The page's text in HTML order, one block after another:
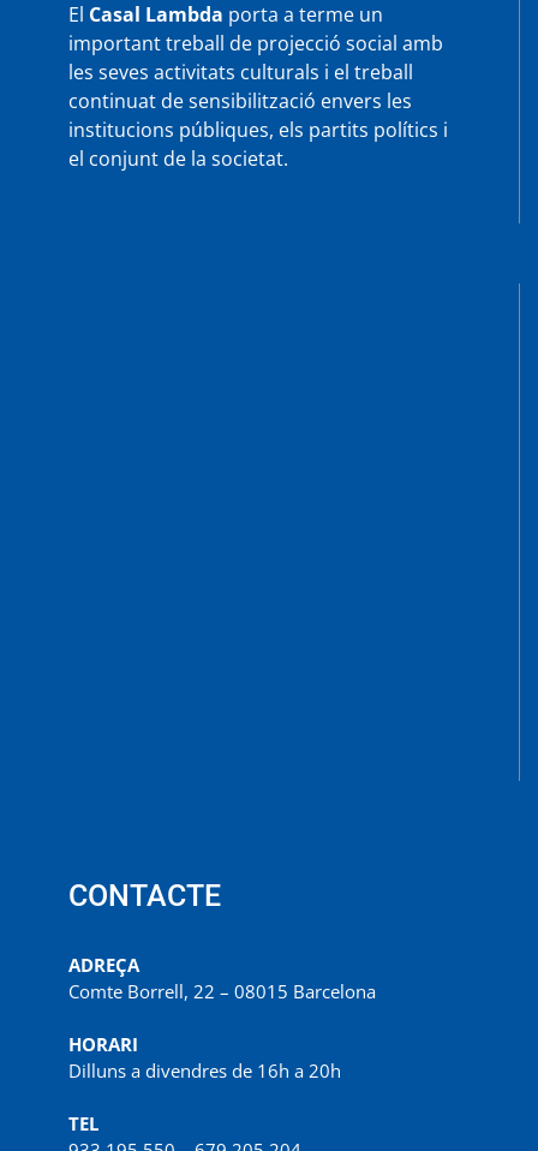
El Casal Lambda porta a terme un
important treball de projecció social amb
les seves activitats culturals i el treball
continuat de sensibilització envers les
institucions públiques, els partits polítics i
el conjunt de la societat.
CONTACTE
ADREÇA
Comte Borrell, 22 – 08015 Barcelona
HORARI
Dilluns a divendres de 16h a 20h
TEL